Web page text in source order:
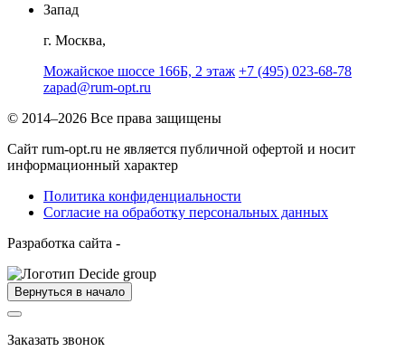
Запад
г. Москва,
Можайское шоссе 166Б, 2 этаж +7 (495) 023-68-78
zapad@rum-opt.ru
© 2014–2026 Все права защищены
Сайт rum-opt.ru не является публичной офертой и носит
информационный характер
Политика конфиденциальности
Согласие на обработку персональных данных
Разработка сайта -
Вернуться в начало
Заказать звонок